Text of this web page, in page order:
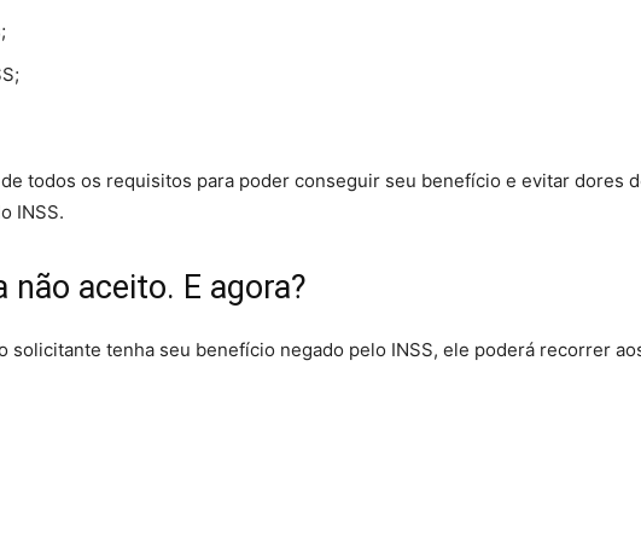
todos os requisitos para poder conseguir seu benefício e evitar dores
INSS.
não aceito. E agora?
solicitante tenha seu benefício negado pelo INSS, ele poderá recorrer